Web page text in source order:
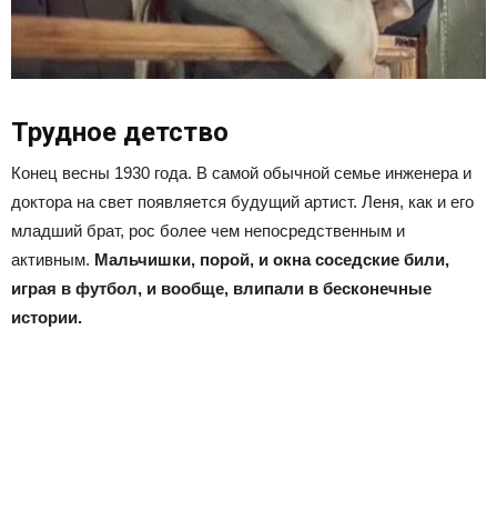
Трудное детство
Конец весны 1930 года. В самой обычной семье инженера и
доктора на свет появляется будущий артист. Леня, как и его
младший брат, рос более чем непосредственным и
активным. Мальчишки, порой, и окна соседские били,
играя в футбол, и вообще, влипали в бесконечные
истории.